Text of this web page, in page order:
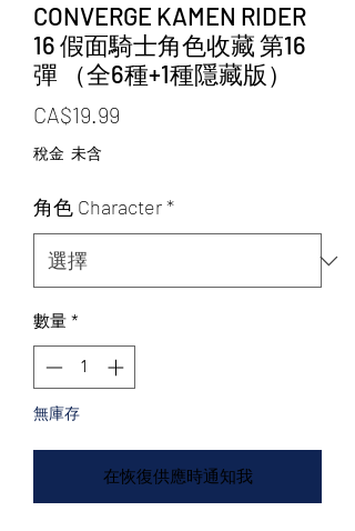
CONVERGE KAMEN RIDER
16 假面騎士角色收藏 第16
彈 （全6種+1種隱藏版）
CA$19.99
稅金 未含
角色 Character*
數量 *
無庫存
在恢復供應時通知我